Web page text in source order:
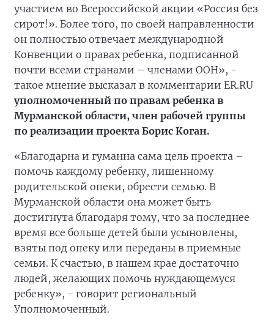
участием во Всероссийской акции «Россия без
сирот!». Более того, по своей направленности
он полностью отвечает международной
Конвенции о правах ребенка, подписанной
почти всеми странами – членами ООН», -
такое мнение высказал в комментарии ER.RU
уполномоченный по правам ребенка в
Мурманской области, член рабочей группы
по реализации проекта Борис Коган.
«Благодарна и гуманна сама цель проекта –
помочь каждому ребенку, лишенному
родительской опеки, обрести семью. В
Мурманской области она может быть
достигнута благодаря тому, что за последнее
время все больше детей были усыновлены,
взяты под опеку или переданы в приемные
семьи. К счастью, в нашем крае достаточно
людей, желающих помочь нуждающемуся
ребенку», - говорит региональный
Уполномоченный.